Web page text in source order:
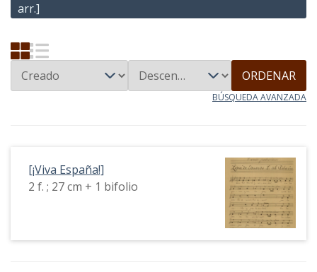
arr.]
ORDENAR
BÚSQUEDA AVANZADA
[¡Viva España!]
2 f. ; 27 cm + 1 bifolio